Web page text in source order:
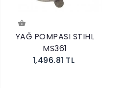
YAĞ POMPASI STIHL
MS361
1,496.81 TL